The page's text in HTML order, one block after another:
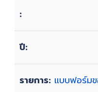
แบบฟอร์ม